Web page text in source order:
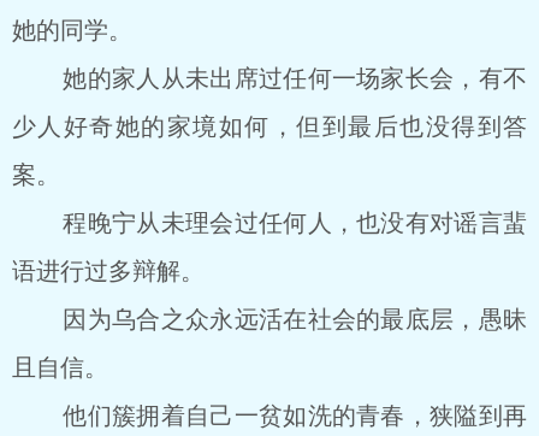
她的同学。
她的家人从未出席过任何一场家长会，有不
少人好奇她的家境如何，但到最后也没得到答
案。
程晚宁从未理会过任何人，也没有对谣言蜚
语进行过多辩解。
因为乌合之众永远活在社会的最底层，愚昧
且自信。
他们簇拥着自己一贫如洗的青春，狭隘到再